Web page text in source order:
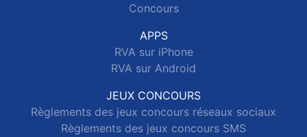
Concours
APPS
RVA sur iPhone
RVA sur Android
JEUX CONCOURS
Règlements des jeux concours réseaux sociaux
Règlements des jeux concours SMS